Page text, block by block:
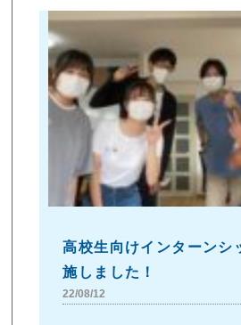
高校生向けインターンシ
施しました！
22/08/12